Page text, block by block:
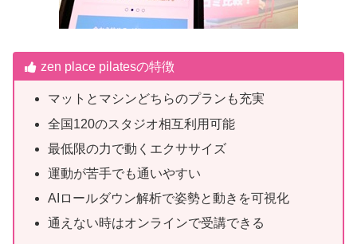
zen place pilatesの特徴
マットとマシンどちらのプランも充実
全国120のスタジオ相互利用可能
最低限の力で動くエクササイズ
運動が苦手でも通いやすい
AIロールダウン解析で姿勢と動きを可視化
通えない時はオンラインで受講できる